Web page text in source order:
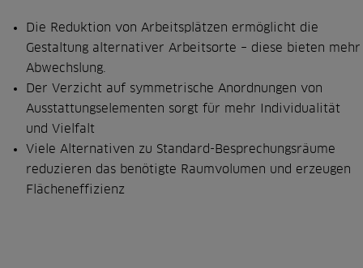
Die Reduktion von Arbeitsplätzen ermöglicht die
Gestaltung alternativer Arbeitsorte – diese bieten mehr
Abwechslung.
Der Verzicht auf symmetrische Anordnungen von
Ausstattungselementen sorgt für mehr Individualität
und Vielfalt
Viele Alternativen zu Standard-Besprechungsräume
reduzieren das benötigte Raumvolumen und erzeugen
Flächeneffizienz